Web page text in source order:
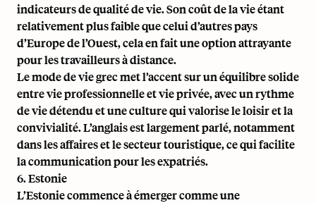
indicateurs de qualité de vie. Son coût de la vie étant
relativement plus faible que celui d’autres pays
d’Europe de l’Ouest, cela en fait une option attrayante
pour les travailleurs à distance.
Le mode de vie grec met l’accent sur un équilibre solide
entre vie professionnelle et vie privée, avec un rythme
de vie détendu et une culture qui valorise le loisir et la
convivialité. L’anglais est largement parlé, notamment
dans les affaires et le secteur touristique, ce qui facilite
la communication pour les expatriés.
6. Estonie
L’Estonie commence à émerger comme une